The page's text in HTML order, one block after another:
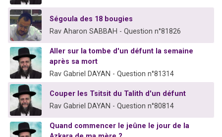
Ségoula des 18 bougies
Rav Aharon SABBAH - Question n°81826
Aller sur la tombe d'un défunt la semaine
après sa mort
Rav Gabriel DAYAN - Question n°81314
Couper les Tsitsit du Talith d'un défunt
Rav Gabriel DAYAN - Question n°80814
Quand commencer le jeûne le jour de la